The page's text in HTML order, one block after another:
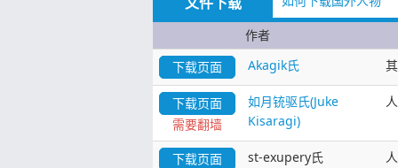
作者
下载页面
Akagik氏
下载页面
需要翻墙
如月铳驱氏(Juke
Kisaragi)
下载页面 st-exupery氏